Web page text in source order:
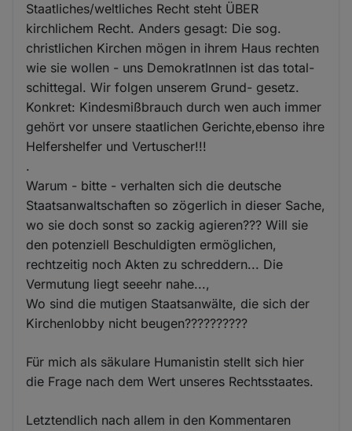
Staatliches/weltliches Recht steht ÜBER
kirchlichem Recht. Anders gesagt: Die sog.
christlichen Kirchen mögen in ihrem Haus rechten
wie sie wollen - uns DemokratInnen ist das total-
schittegal. Wir folgen unserem Grund- gesetz.
Konkret: Kindesmißbrauch durch wen auch immer
gehört vor unsere staatlichen Gerichte,ebenso ihre
Helfershelfer und Vertuscher!!!
.
Warum - bitte - verhalten sich die deutsche
Staatsanwaltschaften so zögerlich in dieser Sache,
wo sie doch sonst so zackig agieren??? Will sie
den potenziell Beschuldigten ermöglichen,
rechtzeitig noch Akten zu schreddern... Die
Vermutung liegt seeehr nahe...,
Wo sind die mutigen Staatsanwälte, die sich der
Kirchenlobby nicht beugen??????????
Für mich als säkulare Humanistin stellt sich hier
die Frage nach dem Wert unseres Rechtsstaates.
Letztendlich nach allem in den Kommentaren